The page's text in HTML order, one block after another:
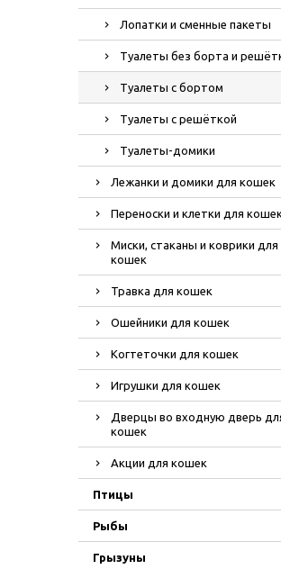
Лопатки и сменные пакеты
Туалеты без борта и
Туалеты с бортом
Туалеты с решёткой
Туалеты-домики
Лежанки и домики для кошек
Переноски и клетки для кошек
Миски, стаканы и коврики для
кошек
Травка для кошек
Ошейники для кошек
Когтеточки для кошек
Игрушки для кошек
Дверцы во входную дверь
кошек
Акции для кошек
Птицы
Рыбы
Грызуны